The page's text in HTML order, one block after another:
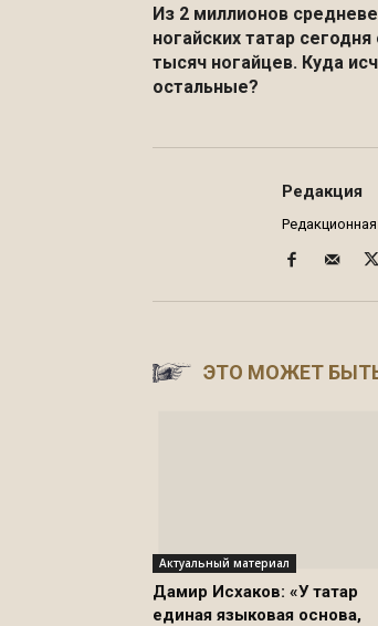
Из 2 миллионов
ногайских татар
тысяч ногайцев. Куда
остальные?
Редакция
ЭТО МОЖЕТ
Актуальный материал
Дамир Исхаков: «У татар
единая языковая основа,